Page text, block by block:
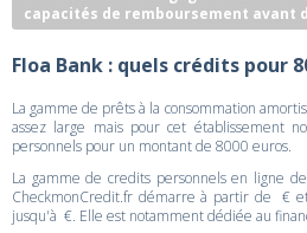
capacités de remboursement avant
Floa Bank : quels crédits pour
La gamme de prêts à la consommation
assez large mais pour cet établissement
personnels pour un montant de 8000 euros.
La gamme de credits personnels en ligne
CheckmonCredit.fr démarre à partir de €
jusqu'à €. Elle est notamment dédiée au